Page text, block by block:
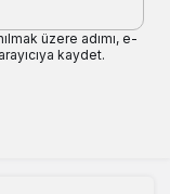
üzere adımı, e-
kaydet.